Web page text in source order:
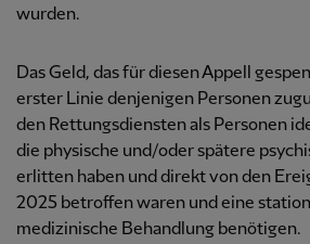
wurden.
Das Geld, das für diesen Appell
erster Linie denjenigen Personen
den Rettungsdiensten als Personen
die physische und/oder spätere
erlitten haben und direkt von den
2025 betroffen waren und eine
medizinische Behandlung benötigen.